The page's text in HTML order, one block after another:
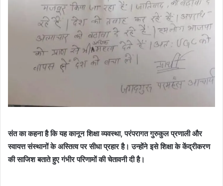
संत का कहना है कि यह कानून शिक्षा व्यवस्था, परंपरागत गुरुकुल प्रणाली और
स्वायत्त संस्थानों के अस्तित्व पर सीधा प्रहार है। उन्होंने इसे शिक्षा के केंद्रीकरण
की साजिश बताते हुए गंभीर परिणामों की चेतावनी दी है।